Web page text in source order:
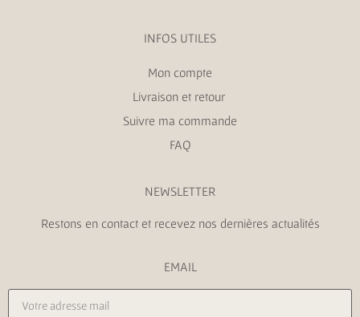
INFOS UTILES
Mon compte
Livraison et retour
Suivre ma commande
FAQ
NEWSLETTER
Restons en contact et recevez nos dernières actualités
EMAIL